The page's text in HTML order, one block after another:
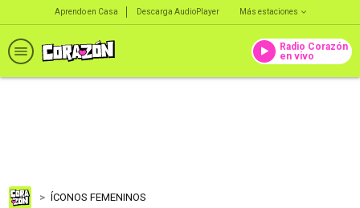
Aprendo en Casa Descarga AudioPlayer Más estaciones
Radio Corazón
en vivo
ÍCONOS FEMENINOS